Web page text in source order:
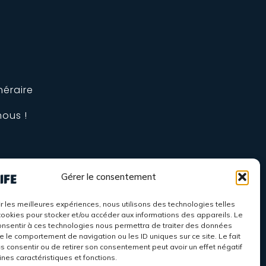
Gérer le consentement
les meilleures expériences, nous utilisons des technologies telles
pour stocker et/ou accéder aux informations des appareils. Le
à ces technologies nous permettra de traiter des données
le comportement de navigation ou les ID uniques sur ce site. Le fait
consentir ou de retirer son consentement peut avoir un effet négatif
caractéristiques et fonctions.
!